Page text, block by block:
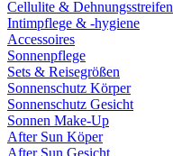
Cellulite & Dehnungsstreifen
Intimpflege & -hygiene
Accessoires
Sonnenpflege
Sets & Reisegrößen
Sonnenschutz Körper
Sonnenschutz Gesicht
Sonnen Make-Up
After Sun Köper
After Sun Gesicht